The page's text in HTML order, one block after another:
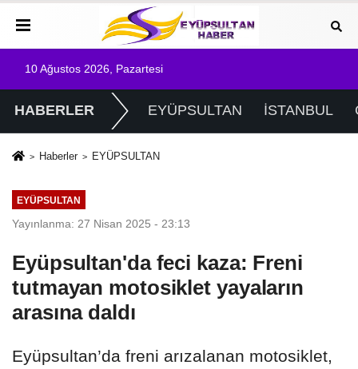
10 Ağustos 2026, Pazartesi
HABERLER EYÜPSULTAN İSTANBUL
Haberler EYÜPSULTAN
EYÜPSULTAN
Yayınlanma: 27 Nisan 2025 - 23:13
Eyüpsultan'da feci kaza: Freni
tutmayan motosiklet yayaların
arasına daldı
Eyüpsultan’da freni arızalanan motosiklet,